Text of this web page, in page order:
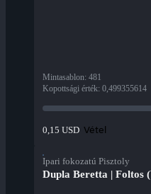
Mintasablon: 481
Kopottsági érték: 0,499355614
0,15 USD Vétel
Ipari fokozatú Pisztoly
Dupla Beretta | Foltos